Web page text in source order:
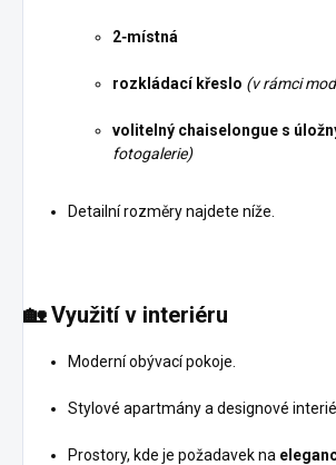
2‑místná
rozkládací křeslo (v rámci
volitelný chaiselongue s
fotogalerie)
Detailní rozměry najdete níže.
🏡Využití v interiéru
Moderní obývací pokoje.
Stylové apartmány a designové
Prostory, kde je požadavek na